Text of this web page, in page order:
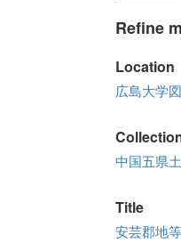
Refine
Location
広島大学
中国五県
Title
安芸郡地